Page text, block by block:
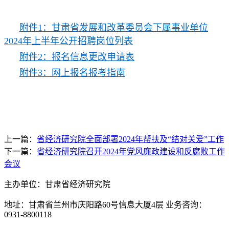
附件1：甘肃省发展和改革委员会下属事业单位
2024年上半年公开招聘岗位列表
附件2：报名信息更改申请表
附件3：网上报名报考指南
上一篇： 省经济研究院全面部署2024年帮扶及“结对关爱”工作
下一篇： 省经济研究院召开2024年党风廉政建设和反腐败工作
会议
主办单位：甘肃省经济研究院
地址：甘肃省兰州市庆阳路60号信息大厦4层 业务咨询：
0931-8800118